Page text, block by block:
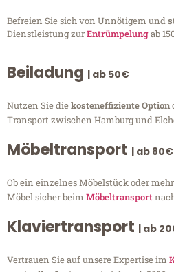
Befreien Sie sich von Unnötigem und
Dienstleistung zurEntrümpelungab
Beiladung | ab 50€
Nutzen Sie diekosteneffiziente Option
Transport zwischen Hamburg und
Möbeltransport | ab 80€
Ob ein einzelnes Möbelstück oder
Möbel sicher beim Möbeltransport
Klaviertransport | ab
Vertrauen Sie auf unsere Expertise im